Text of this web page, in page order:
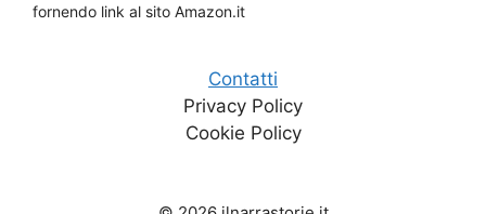
fornendo link al sito Amazon.it
Contatti
Privacy Policy
Cookie Policy